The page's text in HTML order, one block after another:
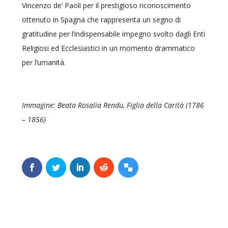
Vincenzo de’ Paoli per il prestigioso riconoscimento
ottenuto in Spagna che rappresenta un segno di
gratitudine per l’indispensabile impegno svolto dagli Enti
Religiosi ed Ecclesiastici in un momento drammatico
per l’umanità.
Immagine: Beata Rosalia Rendu, Figlia della Carità (1786
– 1856)